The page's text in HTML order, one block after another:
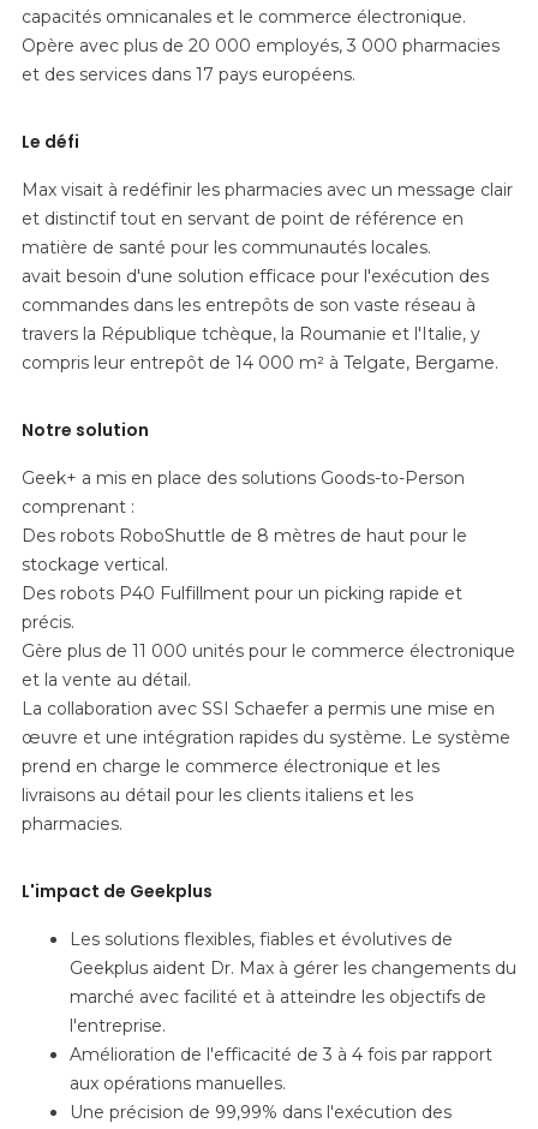
capacités omnicanales et le commerce électronique.
Opère avec plus de 20 000 employés, 3 000 pharmacies
et des services dans 17 pays européens.
Le défi
Max visait à redéfinir les pharmacies avec un message clair
et distinctif tout en servant de point de référence en
matière de santé pour les communautés locales.
avait besoin d'une solution efficace pour l'exécution des
commandes dans les entrepôts de son vaste réseau à
travers la République tchèque, la Roumanie et l'Italie, y
compris leur entrepôt de 14 000 m² à Telgate, Bergame.
Notre solution
Geek+ a mis en place des solutions Goods-to-Person
comprenant :
Des robots RoboShuttle de 8 mètres de haut pour le
stockage vertical.
Des robots P40 Fulfillment pour un picking rapide et
précis.
Gère plus de 11 000 unités pour le commerce électronique
et la vente au détail.
La collaboration avec SSI Schaefer a permis une mise en
œuvre et une intégration rapides du système. Le système
prend en charge le commerce électronique et les
livraisons au détail pour les clients italiens et les
pharmacies.
L'impact de Geekplus
Les solutions flexibles, fiables et évolutives de
Geekplus aident Dr. Max à gérer les changements du
marché avec facilité et à atteindre les objectifs de
l'entreprise.
Amélioration de l'efficacité de 3 à 4 fois par rapport
aux opérations manuelles.
Une précision de 99,99% dans l'exécution des